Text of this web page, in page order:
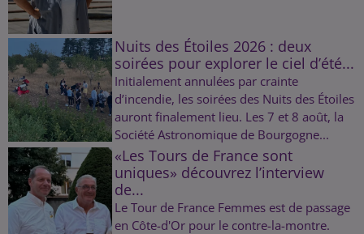
Nuits des Étoiles 2026 : deux
soirées pour explorer le ciel d’été...
Initialement annulées par crainte
d’incendie, les soirées des Nuits des Étoiles
auront finalement lieu. Les 7 et 8 août, la
Société Astronomique de Bourgogne...
«Les Tours de France sont
uniques» découvrez l’interview
de...
Le Tour de France Femmes est de passage
en Côte-d'Or pour le contre-la-montre.